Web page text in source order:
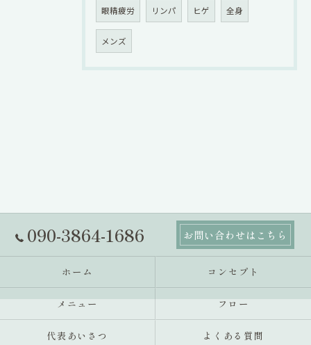
眼精疲労 リンパ ヒゲ 全身
メンズ
090-3864-1686 お問い合わせはこちら
ホーム コンセプト
メニュー フロー
代表あいさつ よくある質問